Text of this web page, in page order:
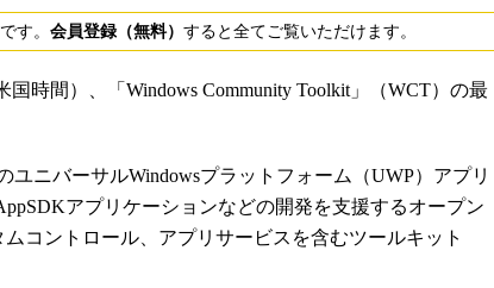
ブログ
す。 会員登録（無料） すると全てご覧いただけます。
時間）、「Windows Community Toolkit」（WCT）の最
ユニバーサルWindowsプラットフォーム（UWP）アプリ
アプリケーションなどの開発を支援するオープン
コントロール、アプリサービスを含むツールキット